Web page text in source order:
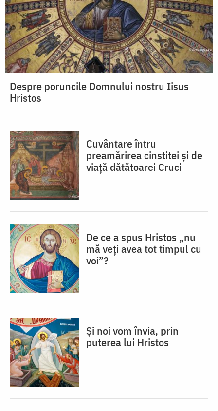
Despre poruncile Domnului nostru Iisus
Hristos
Cuvântare întru
preamărirea cinstitei și de
viață dătătoarei Cruci
De ce a spus Hristos „nu
mă veţi avea tot timpul cu
voi”?
Și noi vom învia, prin
puterea lui Hristos